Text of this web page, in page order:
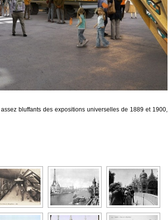
bluffants des expositions universelles de 1889 et 1900,